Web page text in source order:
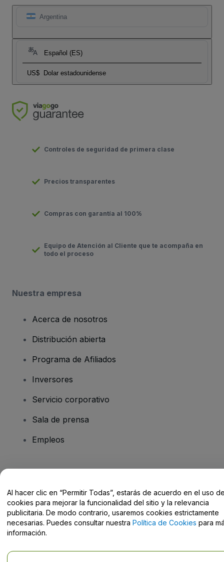
Argentina
Español (ES)
US$ Dolar estadounidense
Controles de seguridad de primera clase
Precios transparentes
Compras con garantía al 100%
Equipo de Atención al Cliente que te acompaña en
todo el proceso
Nuestra empresa
Acerca de nosotros
Distribución abierta
Programa de Afiliados
Inversores
Servicio corporativo
Sala de prensa
Empleos
Centro de Ayuda / Contacto
Al hacer clic en “Permitir Todas”, estarás de acuerdo en el uso
cookies para mejorar la funcionalidad del sitio y la relevancia
publicitaria. De modo contrario, usaremos cookies estrictamente
necesarias. Puedes consultar nuestra Política de Cookies para
información.